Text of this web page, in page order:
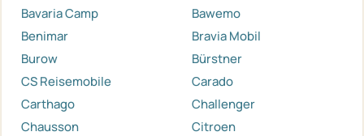
Bavaria Camp
Bawemo
Benimar
Bravia Mobil
Burow
Bürstner
CS Reisemobile
Carado
Carthago
Challenger
Chausson
Citroen